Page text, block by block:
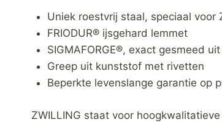
Uniek roestvrij staal, speciaal voor
FRIODUR® ijsgehard lemmet
SIGMAFORGE®, exact gesmeed
Greep uit kunststof met rivetten
Beperkte levenslange garantie op
ZWILLING staat voor